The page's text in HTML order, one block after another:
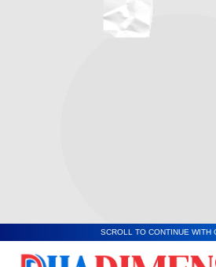
SCROLL TO CONTINUE WITH